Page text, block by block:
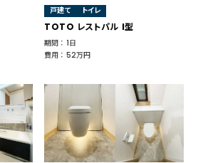
戸建て トイレ
TOTO レストパル I型
期間 ： 1日
費用 ： 52万円